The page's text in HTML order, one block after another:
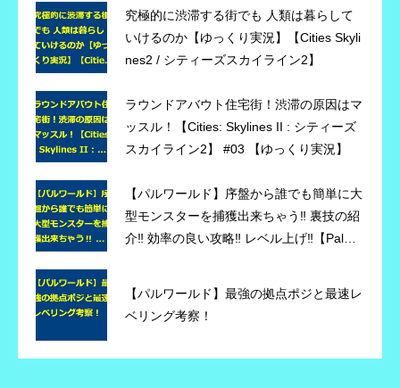
究極的に渋滞する街でも 人類は暮らして
いけるのか【ゆっくり実況】【Cities Skyli
nes2 / シティーズスカイライン2】
ラウンドアバウト住宅街！渋滞の原因はマ
ッスル！【Cities: Skylines II : シティーズ
スカイライン2】 #03 【ゆっくり実況】
【パルワールド】序盤から誰でも簡単に大
型モンスターを捕獲出来ちゃう‼ 裏技の紹
介‼ 効率の良い攻略‼ レベル上げ‼【Palwor
【パルワールド】最強の拠点ポジと最速レ
ベリング考察！